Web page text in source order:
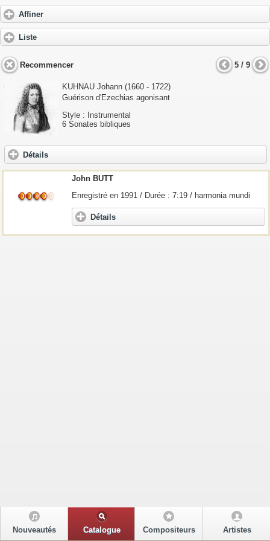
Affiner
Liste
Recommencer 5 / 9
KUHNAU Johann (1660 - 1722)
Guérison d'Ezechias agonisant
Style : Instrumental
6 Sonates bibliques
Détails
John BUTT
Enregistré en 1991 / Durée : 7:19 / harmonia mundi
Détails
Nouveautés Catalogue Compositeurs Artistes